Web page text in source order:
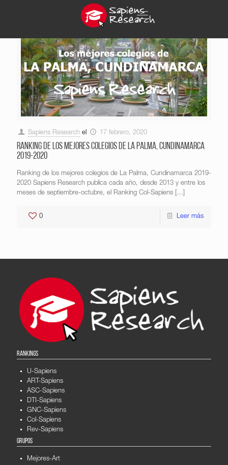
Sapiens Research el 17 febrero, 2020
Ranking de los mejores colegios de La Palma, Cundinamarca
2019-2020
Ranking de los mejores colegios de La Palma, Cundinamarca 2019-
2020 Sapiens Research publica cada año, desde 2013 y entre los
meses de septiembre-octubre, el Ranking Col-Sapiens […]
0 Leer más
RANKINGS
U-Sapiens
ART-Sapiens
ASC-Sapiens
DTI-Sapiens
GNC-Sapiens
Col-Sapiens
Rev-Sapiens
GRUPOS
Mejores-Art